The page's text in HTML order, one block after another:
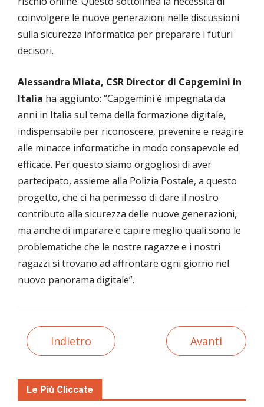
coinvolgere le nuove generazioni nelle discussioni
sulla sicurezza informatica per preparare i futuri
decisori.
Alessandra Miata, CSR Director di Capgemini in
Italia ha aggiunto: “Capgemini è impegnata da
anni in Italia sul tema della formazione digitale,
indispensabile per riconoscere, prevenire e reagire
alle minacce informatiche in modo consapevole ed
efficace. Per questo siamo orgogliosi di aver
partecipato, assieme alla Polizia Postale, a questo
progetto, che ci ha permesso di dare il nostro
contributo alla sicurezza delle nuove generazioni,
ma anche di imparare e capire meglio quali sono le
problematiche che le nostre ragazze e i nostri
ragazzi si trovano ad affrontare ogni giorno nel
nuovo panorama digitale”.
Indietro Avanti
Le Più Cliccate